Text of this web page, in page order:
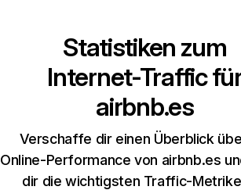
Statistiken zum
Internet-Traffic
airbnb.es
Verschaffe dir einen Überblick
Online-Performance von airbnb.es
dir die wichtigsten Traffic-